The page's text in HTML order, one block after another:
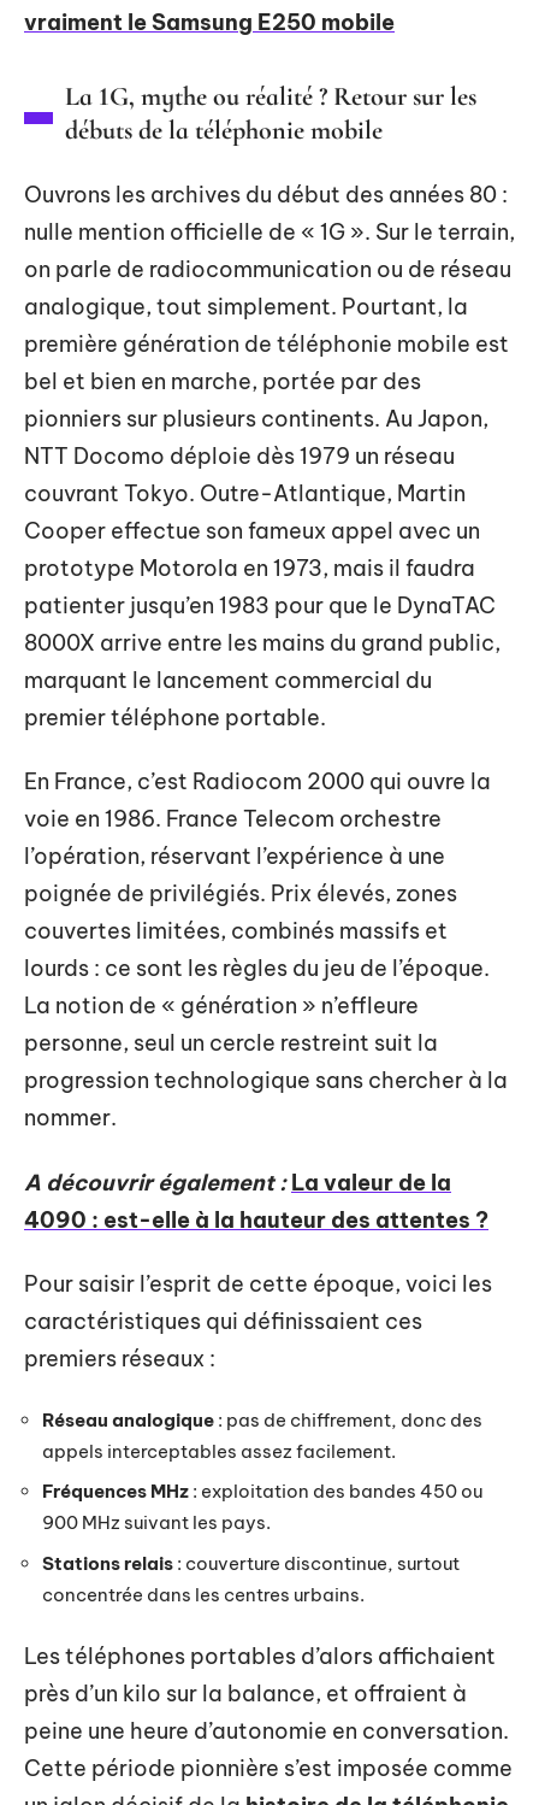
vraiment le Samsung E250 mobile
La 1G, mythe ou réalité ? Retour sur les
débuts de la téléphonie mobile
Ouvrons les archives du début des années 80 :
nulle mention officielle de « 1G ». Sur le terrain,
on parle de radiocommunication ou de réseau
analogique, tout simplement. Pourtant, la
première génération de téléphonie mobile est
bel et bien en marche, portée par des
pionniers sur plusieurs continents. Au Japon,
NTT Docomo déploie dès 1979 un réseau
couvrant Tokyo. Outre-Atlantique, Martin
Cooper effectue son fameux appel avec un
prototype Motorola en 1973, mais il faudra
patienter jusqu’en 1983 pour que le DynaTAC
8000X arrive entre les mains du grand public,
marquant le lancement commercial du
premier téléphone portable.
En France, c’est Radiocom 2000 qui ouvre la
voie en 1986. France Telecom orchestre
l’opération, réservant l’expérience à une
poignée de privilégiés. Prix élevés, zones
couvertes limitées, combinés massifs et
lourds : ce sont les règles du jeu de l’époque.
La notion de « génération » n’effleure
personne, seul un cercle restreint suit la
progression technologique sans chercher à la
nommer.
A découvrir également : La valeur de la
4090 : est-elle à la hauteur des attentes ?
Pour saisir l’esprit de cette époque, voici les
caractéristiques qui définissaient ces
premiers réseaux :
Réseau analogique : pas de chiffrement, donc des
appels interceptables assez facilement.
Fréquences MHz : exploitation des bandes 450 ou
900 MHz suivant les pays.
Stations relais : couverture discontinue, surtout
concentrée dans les centres urbains.
Les téléphones portables d’alors affichaient
près d’un kilo sur la balance, et offraient à
peine une heure d’autonomie en conversation.
Cette période pionnière s’est imposée comme